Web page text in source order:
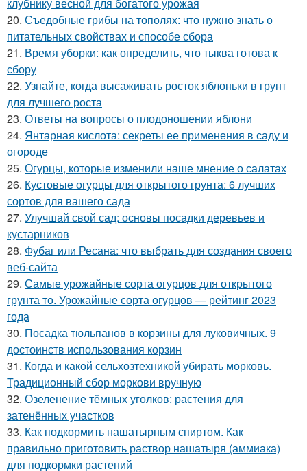
20. Съедобные грибы на тополях: что нужно знать о
питательных свойствах и способе сбора
21. Время уборки: как определить, что тыква готова к
сбору
22. Узнайте, когда высаживать росток яблоньки в грунт
для лучшего роста
23. Ответы на вопросы о плодоношении яблони
24. Янтарная кислота: секреты ее применения в саду и
огороде
25. Огурцы, которые изменили наше мнение о салатах
26. Кустовые огурцы для открытого грунта: 6 лучших
сортов для вашего сада
27. Улучшай свой сад: основы посадки деревьев и
кустарников
28. Фубаг или Ресана: что выбрать для создания своего
веб-сайта
29. Самые урожайные сорта огурцов для открытого
грунта то. Урожайные сорта огурцов — рейтинг 2023
года
30. Посадка тюльпанов в корзины для луковичных. 9
достоинств использования корзин
31. Когда и какой сельхозтехникой убирать морковь.
Традиционный сбор моркови вручную
32. Озеленение тёмных уголков: растения для
затенённых участков
33. Как подкормить нашатырным спиртом. Как
правильно приготовить раствор нашатыря (аммиака)
для подкормки растений